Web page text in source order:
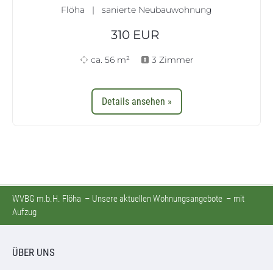
Flöha | sanierte Neubauwohnung
310 EUR
ca. 56 m² 3 Zimmer
Details ansehen »
WVBG m.b.H. Flöha – Unsere aktuellen Wohnungsangebote – mit
Aufzug
ÜBER UNS